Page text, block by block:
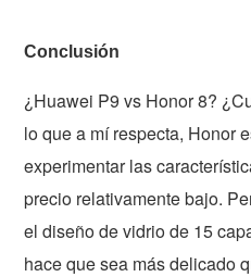
Conclusión
¿Huawei P9 vs Honor 8?
lo que a mí respecta, Honor
experimentar las
precio relativamente bajo.
el diseño de vidrio de 15
hace que sea más delicado